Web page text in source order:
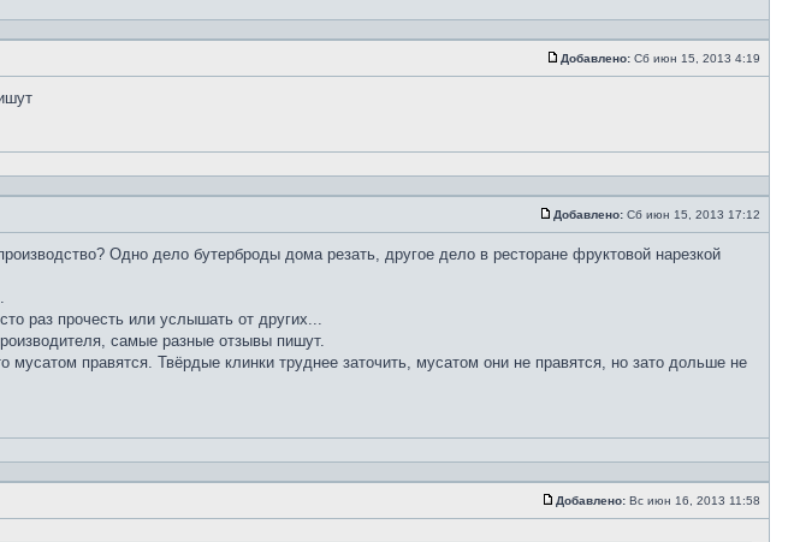
Добавлено: Сб июн 15, 2013 4:19
Добавлено: Сб июн 15, 2013 17:12
Одно дело бутерброды дома резать, другое дело в ресторане фруктовой нарезкой
раз прочесть или услышать от других...
самые разные отзывы пишут.
мусатом правятся. Твёрдые клинки труднее заточить, мусатом они не правятся, но зато дольше не
Добавлено: Вс июн 16, 2013 11:58